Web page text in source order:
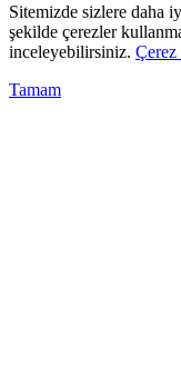
Sitemizde sizlere daha
şekilde çerezler
inceleyebilirsiniz. Çerez
Tamam